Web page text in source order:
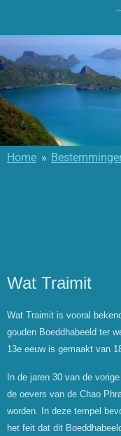
naar
de
hoofdinhoud
Home »
Wat Traimit
Wat Traimit is vooral
gouden Boeddhabeeld ter
13e eeuw is gemaakt van
In de jaren 30 van de
de oevers van de Chao
worden. In deze tempel
het feit dat dit